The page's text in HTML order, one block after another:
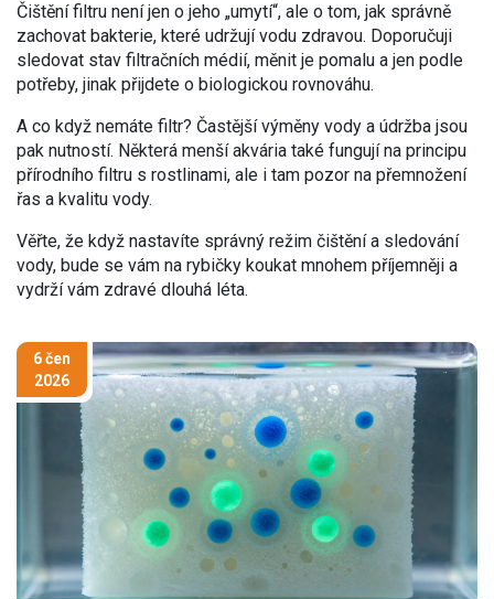
Čištění filtru není jen o jeho „umytí“, ale o tom, jak správně
zachovat bakterie, které udržují vodu zdravou. Doporučuji
sledovat stav filtračních médií, měnit je pomalu a jen podle
potřeby, jinak přijdete o biologickou rovnováhu.
A co když nemáte filtr? Častější výměny vody a údržba jsou
pak nutností. Některá menší akvária také fungují na principu
přírodního filtru s rostlinami, ale i tam pozor na přemnožení
řas a kvalitu vody.
Věřte, že když nastavíte správný režim čištění a sledování
vody, bude se vám na rybičky koukat mnohem příjemněji a
vydrží vám zdravé dlouhá léta.
6 čen
2026